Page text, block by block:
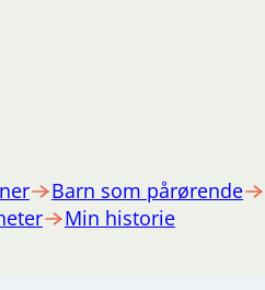
Barn som pårørende
Min historie